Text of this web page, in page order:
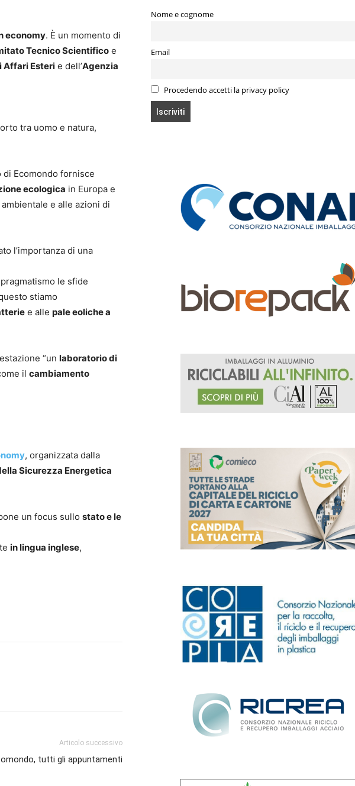
economy. È un momento di
Tecnico Scientifico e
Affari Esteri e dell’Agenzia
tra uomo e natura,
di Ecomondo fornisce
ecologica in Europa e
e alle azioni di
l’importanza di una
le sfide
stiamo
e alle pale eoliche a
“un laboratorio di
il cambiamento
, organizzata dalla
Sicurezza Energetica
un focus sullo stato e le
in lingua inglese,
Articolo successivo
tutti gli appuntamenti
Nome e cognome
Email
Procedendo accetti la privacy policy